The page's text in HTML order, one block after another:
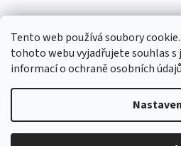
Tento web používá soubory
tohoto webu vyjadřujete souhlas s
informací o ochraně osobních
á
Copyright 2026Pomněnka